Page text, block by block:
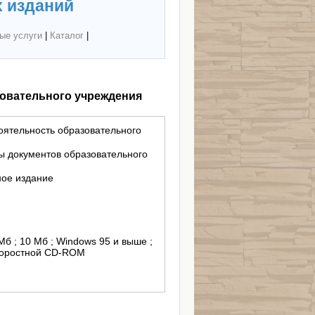
изданий
услуги| Каталог|
учреждения
образовательного
образовательного
издание
; 10 Мб ; Windows 95 и выше ;
CD-ROM